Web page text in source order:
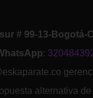
# 99-13-Bogotá-
:
alternativa